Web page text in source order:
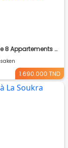
Immeuble de 8 Appartements à Msaken Nouvelle Construction
1.690.000 TND